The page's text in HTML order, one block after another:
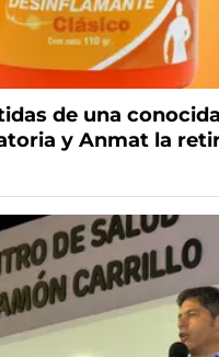
de una
y Anmat la